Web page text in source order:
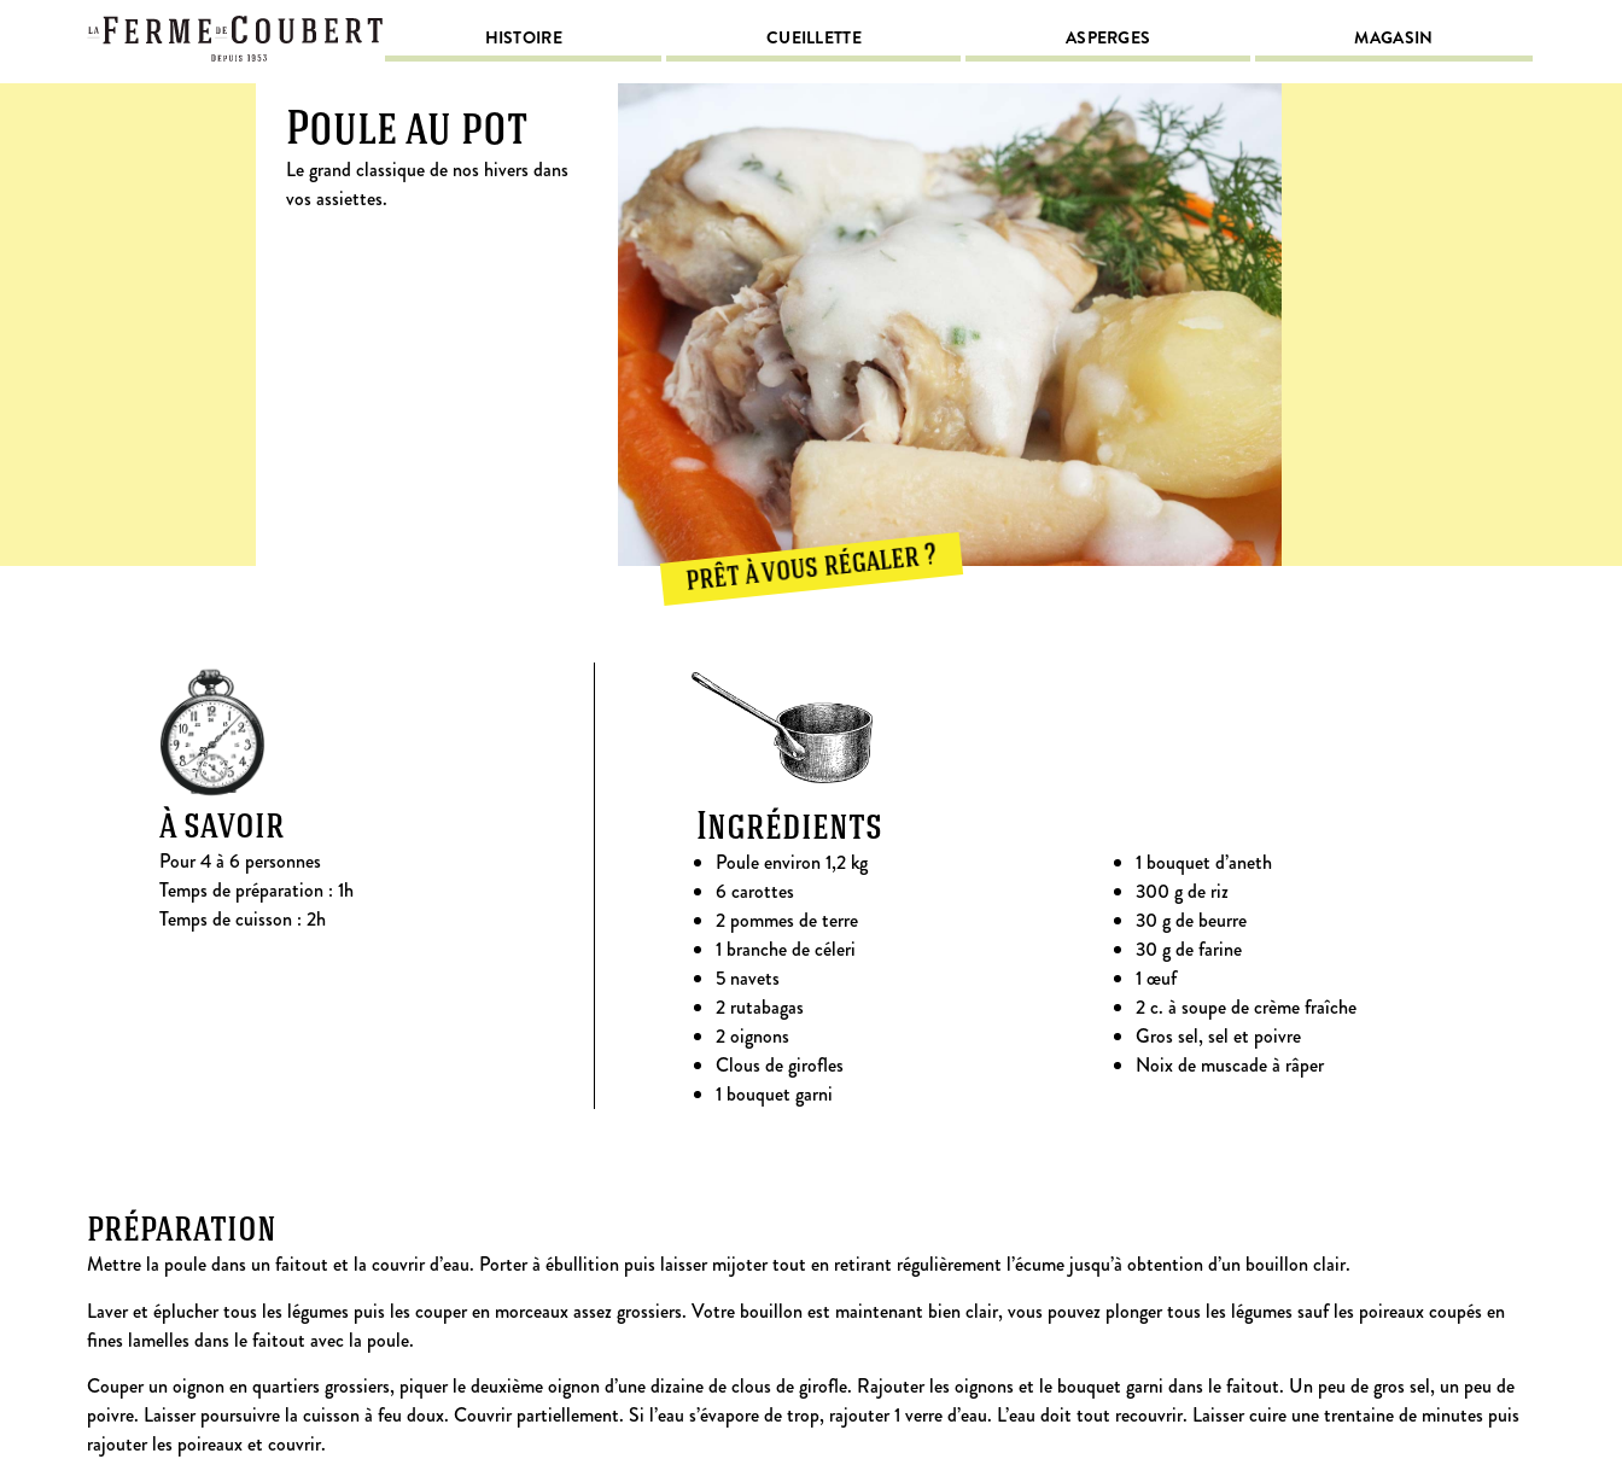
HISTOIRE CUEILLETTE ASPERGES MAGASIN
Poule au pot
Le grand classique de nos hivers dans
vos assiettes.
prêt à vous régaler ?
à savoir
Pour 4 à 6 personnes
Temps de préparation : 1h
Temps de cuisson : 2h
Ingrédients
Poule environ 1,2 kg
6 carottes
2 pommes de terre
1 branche de céleri
5 navets
2 rutabagas
2 oignons
Clous de girofles
1 bouquet garni
1 bouquet d’aneth
300 g de riz
30 g de beurre
30 g de farine
1 œuf
2 c. à soupe de crème fraîche
Gros sel, sel et poivre
Noix de muscade à râper
préparation
Mettre la poule dans un faitout et la couvrir d’eau. Porter à ébullition puis laisser mijoter tout en retirant régulièrement l’écume jusqu’à obtention d’un bouillon clair.
Laver et éplucher tous les légumes puis les couper en morceaux assez grossiers. Votre bouillon est maintenant bien clair, vous pouvez plonger tous les légumes sauf les poireaux coupés en
fines lamelles dans le faitout avec la poule.
Couper un oignon en quartiers grossiers, piquer le deuxième oignon d’une dizaine de clous de girofle. Rajouter les oignons et le bouquet garni dans le faitout. Un peu de gros sel, un peu de
poivre. Laisser poursuivre la cuisson à feu doux. Couvrir partiellement. Si l’eau s’évapore de trop, rajouter 1 verre d’eau. L’eau doit tout recouvrir. Laisser cuire une trentaine de minutes puis
rajouter les poireaux et couvrir.